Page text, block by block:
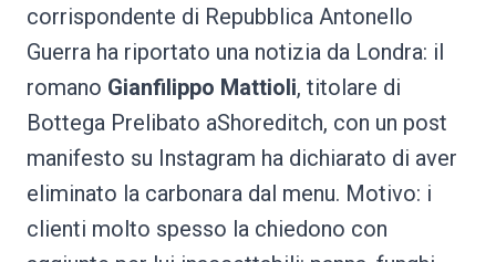
corrispondente di Repubblica Antonello
Guerra ha riportato una notizia da Londra: il
romano Gianfilippo Mattioli, titolare di
Bottega Prelibato aShoreditch, con un post
manifesto su Instagram ha dichiarato di aver
eliminato la carbonara dal menu. Motivo: i
clienti molto spesso la chiedono con